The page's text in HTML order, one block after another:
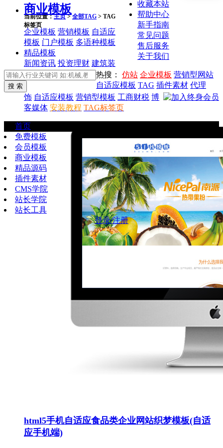
收藏本站
帮助中心
新手指南
常见问题
售后服务
关于我们
热搜： 仿站 企业模板 营销型网站
自适应模板 TAG 插件素材 代理
商业模板
企业模板 营销模板 自适应
模板 门户模板 多语种模板
精品模板
新闻资讯 投资理财 建筑装
饰 自适应模板 营销型模板 工商财税 博
客媒体 安装教程 TAG标签页
首页
免费模板
会员模板
商业模板
精品源码
插件素材
CMS学院
站长学院
站长工具
登录/注册
当前位置：主页>全部TAG > TAG
标签页
html5手机自适应食品类企业网站织梦模板(自适
应手机端)